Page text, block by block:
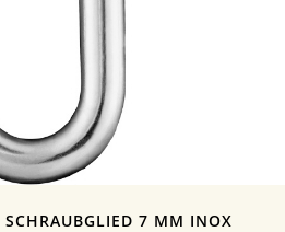
7 MM INOX